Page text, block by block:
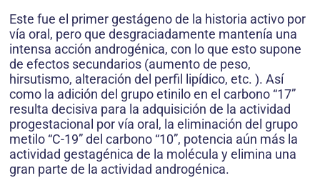
Este fue el primer gestágeno de la historia activo por
vía oral, pero que desgraciadamente mantenía una
intensa acción androgénica, con lo que esto supone
de efectos secundarios (aumento de peso,
hirsutismo, alteración del perfil lipídico, etc. ). Así
como la adición del grupo etinilo en el carbono “17”
resulta decisiva para la adquisición de la actividad
progestacional por vía oral, la eliminación del grupo
metilo “C-19” del carbono “10”, potencia aún más la
actividad gestagénica de la molécula y elimina una
gran parte de la actividad androgénica.